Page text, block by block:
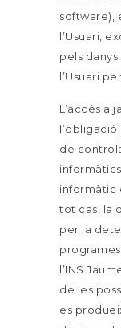
software),
l’Usuari,
pels
l’Usuari
L’accés a
l’obligació
de
informàtic
tot cas, la
per la
l’INS
de les
es